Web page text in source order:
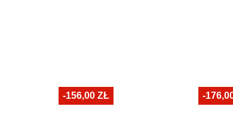
-156,00 ZŁ -